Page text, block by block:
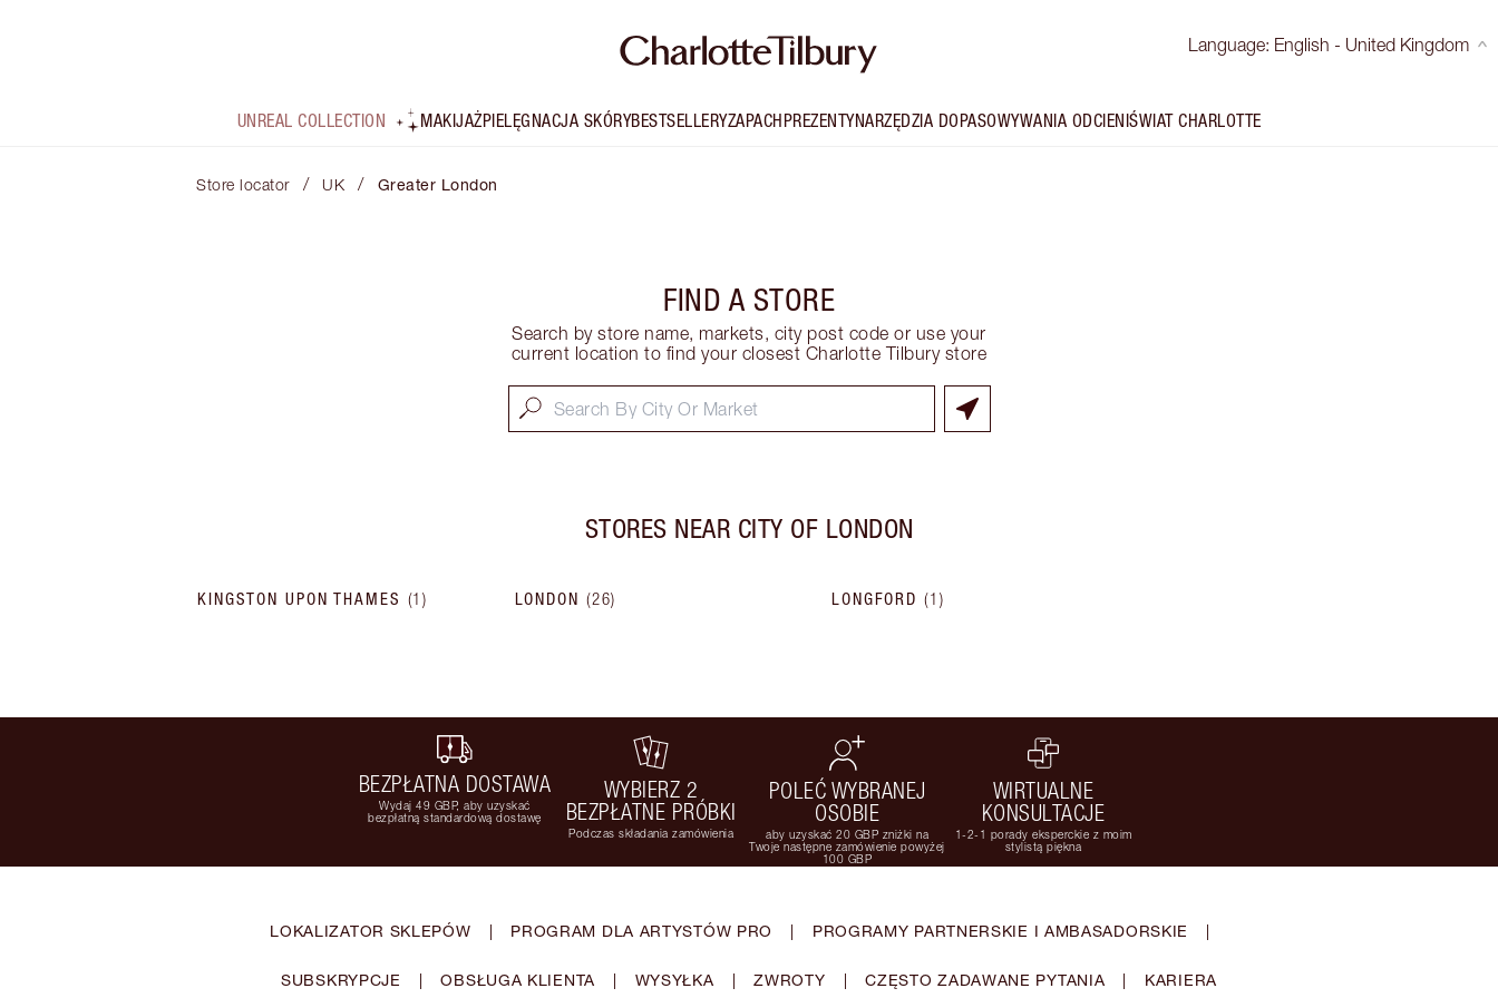
Language: English - United Kingdom
UNREAL COLLECTION MAKIJAŻPIELĘGNACJA SKÓRYBESTSELLERYZAPACHPREZENTYNARZĘDZIA DOPASOWYWANIA ODCIENIŚWIAT CHARLOTTE
Store locator / UK / Greater London
FIND A STORE
Search by store name, markets, city post code or use your
current location to find your closest Charlotte Tilbury store
STORES NEAR CITY OF LONDON
KINGSTON UPON THAMES (1) LONDON (26) LONGFORD (1 )
BEZPŁATNA DOSTAWA
Wydaj 49 GBP, aby uzyskać
bezpłatną standardową dostawę
WYBIERZ 2
BEZPŁATNE PRÓBKI
Podczas składania zamówienia
POLEĆ WYBRANEJ
OSOBIE
aby uzyskać 20 GBP zniżki na
Twoje następne zamówienie powyżej
100 GBP
WIRTUALNE
KONSULTACJE
1-2-1 porady eksperckie z moim
stylistą piękna
LOKALIZATOR SKLEPÓW | PROGRAM DLA ARTYSTÓW PRO | PROGRAMY PARTNERSKIE I AMBASADORSKIE |
SUBSKRYPCJE | OBSŁUGA KLIENTA | WYSYŁKA | ZWROTY | CZĘSTO ZADAWANE PYTANIA | KARIERA